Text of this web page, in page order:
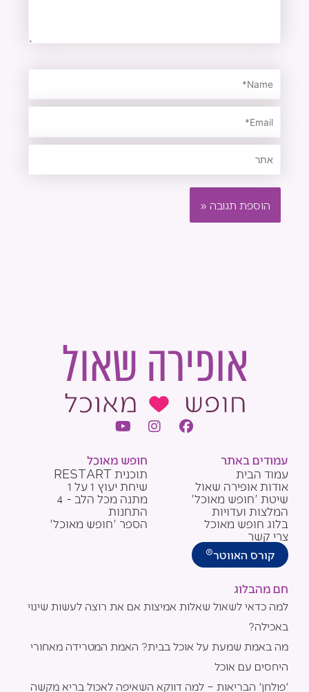
Name*
Email*
F
I
g
Y
t
u
b
e
עמודים באתר
עמוד הבית
אודות אופירה שאול
שיטת 'חופש מאוכל'
המלצות ועדויות
בלוג חופש מאוכל
צרי קשר
קורס האווטר®
חופש מאוכל
תוכנית RESTART
שיחת יעוץ 1 על 1
מתנה מכל הלב - 4
התחנות
הספר 'חופש מאוכל'
חם מהבלוג
למה כדאי לשאול שאלות אמיצות אם את רוצה לעשות שינוי
באכילה?
מה באמת שמעת על אוכל בבית? האמת המטרידה מאחורי
היחסים עם אוכל
'פולחן' הבריאות – למה דווקא השאיפה לאכול בריא מקשה